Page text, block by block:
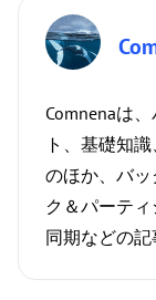
Comnenaは
ト、基礎知
のほか、バ
ク＆パーテ
同期などの記